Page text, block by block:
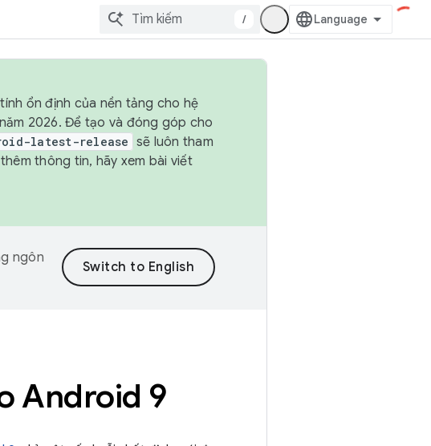
/
ổn định của nền tảng cho hệ
2026. Để tạo và đóng góp cho
latest-release sẽ luôn tham
thông tin, hãy xem bài viết
ngôn
Android 9